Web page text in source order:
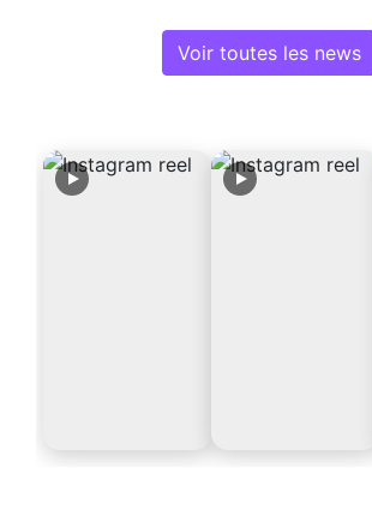
Voir toutes les news